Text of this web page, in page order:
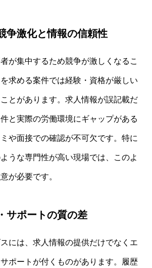
争激化と情報の信頼性
が集中するため競争が激しくなるこ
求める案件では経験・資格が厳しい
とがあります。求人情報が誤記載だ
と実際の労働環境にギャップがある
や面接での確認が不可欠です。特に
うな専門性が高い現場では、このよ
が必要です。
サポートの質の差
には、求人情報の提供だけでなくエ
ポートが付くものがあります。履歴